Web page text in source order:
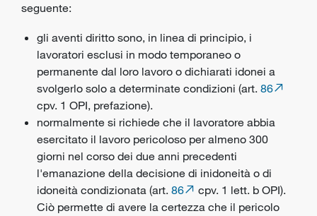
seguente:
gli aventi diritto sono, in linea di principio, i
lavoratori esclusi in modo temporaneo o
permanente dal loro lavoro o dichiarati idonei a
svolgerlo solo a determinate condizioni (art. 86
cpv. 1 OPI, prefazione).
normalmente si richiede che il lavoratore abbia
esercitato il lavoro pericoloso per almeno 300
giorni nel corso dei due anni precedenti
l'emanazione della decisione di inidoneità o di
idoneità condizionata (art. 86
cpv. 1 lett. b OPI).
Ciò permette di avere la certezza che il pericolo